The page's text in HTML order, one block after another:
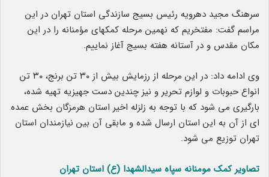
سرهنگ مجید دهرویه رئیس بسیج سازندگی استان تهران در این
مراسم گفت: مفتخریم که نهمین مرحله کمکهای مؤمنانه را در این
مکان مقدس و در آستانه هفته بسیج آغاز نماییم.
وی ادامه داد: در این مرحله از رزمایش بیش از ۳۰ تن برنج، ۳۰ تن
انواع حبوبات و لوازم تحریر و نیز چندین دست جهیزیه تهیه شده،
بارگیری می شود که با توجه به زلزله اخیر استان هرمزگان بخش عمده
ای از آن به این استان ارسال شده و مابقی آن بین نیازمندان استان
تهران توزیع می شود.
تصاویر کمک مومنانه سپاه سیدالشهدا (ع) استان تهران